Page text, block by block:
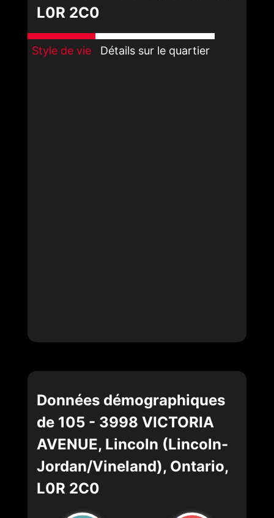
L0R 2C0
Style de vie Détails sur le quartier
Données démographiques
de 105 - 3998 VICTORIA
AVENUE, Lincoln (Lincoln-
Jordan/Vineland), Ontario,
L0R 2C0